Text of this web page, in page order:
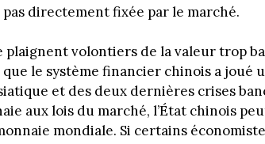
pas directement fixée par le marché.
plaignent volontiers de la valeur trop
le système financier chinois a joué
et des deux dernières crises
aux lois du marché, l’État chinois
mondiale. Si certains